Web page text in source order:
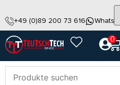
+49 (0)89 200 73 616
0